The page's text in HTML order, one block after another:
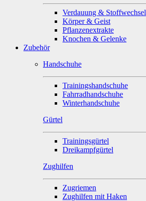
Verdauung & Stoffwechsel
Körper & Geist
Pflanzenextrakte
Knochen & Gelenke
Zubehör
Handschuhe
Trainingshandschuhe
Fahrradhandschuhe
Winterhandschuhe
Gürtel
Trainingsgürtel
Dreikampfgürtel
Zughilfen
Zugriemen
Zughilfen mit Haken